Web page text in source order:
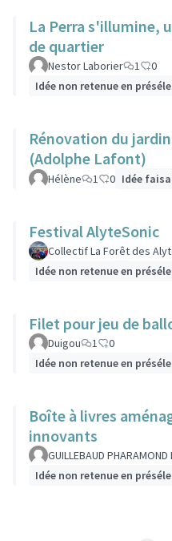
La Perra s'illumine,
de quartier
Nestor Laborier 1
0
Idée non retenue en
Rénovation du
(Adolphe Lafont)
Hélène 1 0 Idée
Festival AlyteSonic
Collectif La Forêt des
Idée non retenue en
Filet pour jeu de
Duigou 1
0
Idée non retenue en
Boîte à livres
innovants
GUILLEBAUD PHARAMOND
Idée non retenue en